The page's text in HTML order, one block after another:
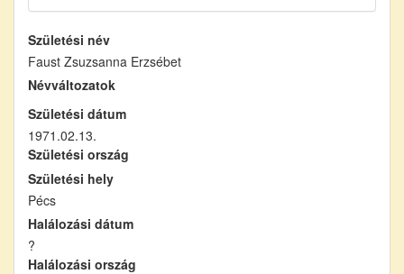
Születési név
Faust Zsuzsanna Erzsébet
Névváltozatok
Születési dátum
1971.02.13.
Születési ország
Születési hely
Pécs
Halálozási dátum
?
Halálozási ország